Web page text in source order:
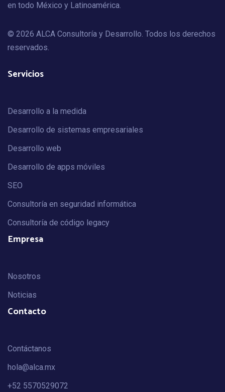
en todo México y Latinoamérica.
© 2026 ALCA Consultoría y Desarrollo. Todos los derechos
reservados.
Servicios
Desarrollo a la medida
Desarrollo de sistemas empresariales
Desarrollo web
Desarrollo de apps móviles
SEO
Consultoría en seguridad informática
Consultoría de código legacy
Empresa
Nosotros
Noticias
Contacto
Contáctanos
hola@alca.mx
+52 5570529072